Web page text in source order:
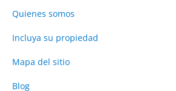
Quienes somos
Incluya su propiedad
Mapa del sitio
Blog